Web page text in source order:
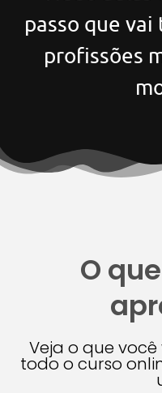
passo que
profissões
O
Veja o que
todo o curso